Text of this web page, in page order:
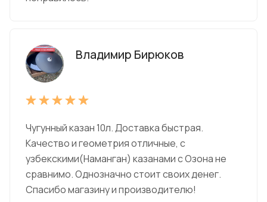
Владимир Бирюков
Чугунный казан 10л. Доставка быстрая.
Качество и геометрия отличные, с
узбекскими(Наманган) казанами с Озона не
сравнимо. Однозначно стоит своих денег.
Спасибо магазину и производителю!